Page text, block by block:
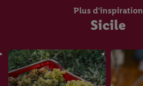
Plus d'inspiration
Sicile